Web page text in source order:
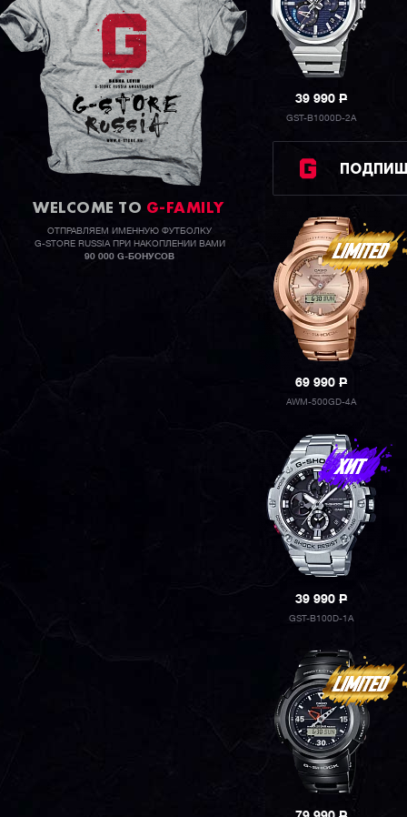
WELCOME TO G-FAMILY
ОТПРАВЛЯЕМ ИМЕННУЮ ФУТБОЛКУ
G-STORE RUSSIA ПРИ НАКОПЛЕНИИ ВАМИ
90 000 G-БОНУСОВ
39 990P
GST-B1000D-2A
69 990P
AWM-500GD-4A
39 990P
GST-B100D-1A